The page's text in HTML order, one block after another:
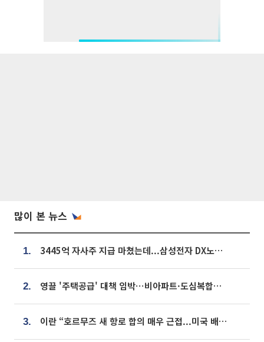
많이 본 뉴스
1. 3445억 자사주 지급 마쳤는데...삼성전자 DX노조, 뒤늦은 '떼쓰기 집회'
2. 영끌 '주택공급' 대책 임박⋯비아파트·도심복합까지 총동원
3. 이란 “호르무즈 새 항로 합의 매우 근접...미국 배상 먼저”